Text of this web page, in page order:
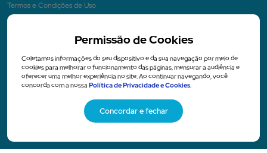
Termos e Condições de Uso
Permissão de Cookies
Coletamos informações do seu dispositivo e da sua navegação por meio de
cookies para melhorar o funcionamento das páginas, mensurar a audiência e
oferecer uma melhor experiência no site. Ao continuar navegando, você
concorda com a nossa Política de Privacidade e Cookies.
Concordar e fechar